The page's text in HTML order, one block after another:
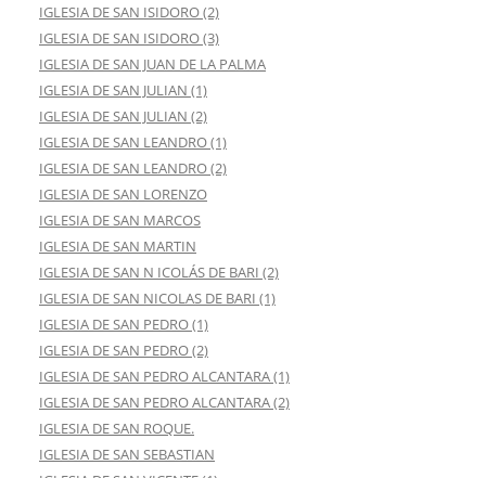
IGLESIA DE SAN ISIDORO (2)
IGLESIA DE SAN ISIDORO (3)
IGLESIA DE SAN JUAN DE LA PALMA
IGLESIA DE SAN JULIAN (1)
IGLESIA DE SAN JULIAN (2)
IGLESIA DE SAN LEANDRO (1)
IGLESIA DE SAN LEANDRO (2)
IGLESIA DE SAN LORENZO
IGLESIA DE SAN MARCOS
IGLESIA DE SAN MARTIN
IGLESIA DE SAN N ICOLÁS DE BARI (2)
IGLESIA DE SAN NICOLAS DE BARI (1)
IGLESIA DE SAN PEDRO (1)
IGLESIA DE SAN PEDRO (2)
IGLESIA DE SAN PEDRO ALCANTARA (1)
IGLESIA DE SAN PEDRO ALCANTARA (2)
IGLESIA DE SAN ROQUE.
IGLESIA DE SAN SEBASTIAN